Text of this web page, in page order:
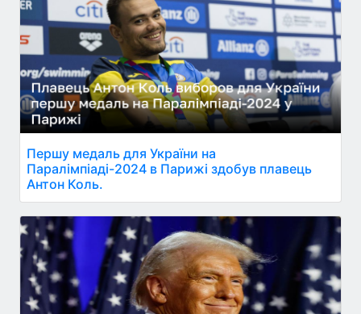
Першу медаль для України на
Паралімпіаді-2024 в Парижі здобув плавець
Антон Коль.